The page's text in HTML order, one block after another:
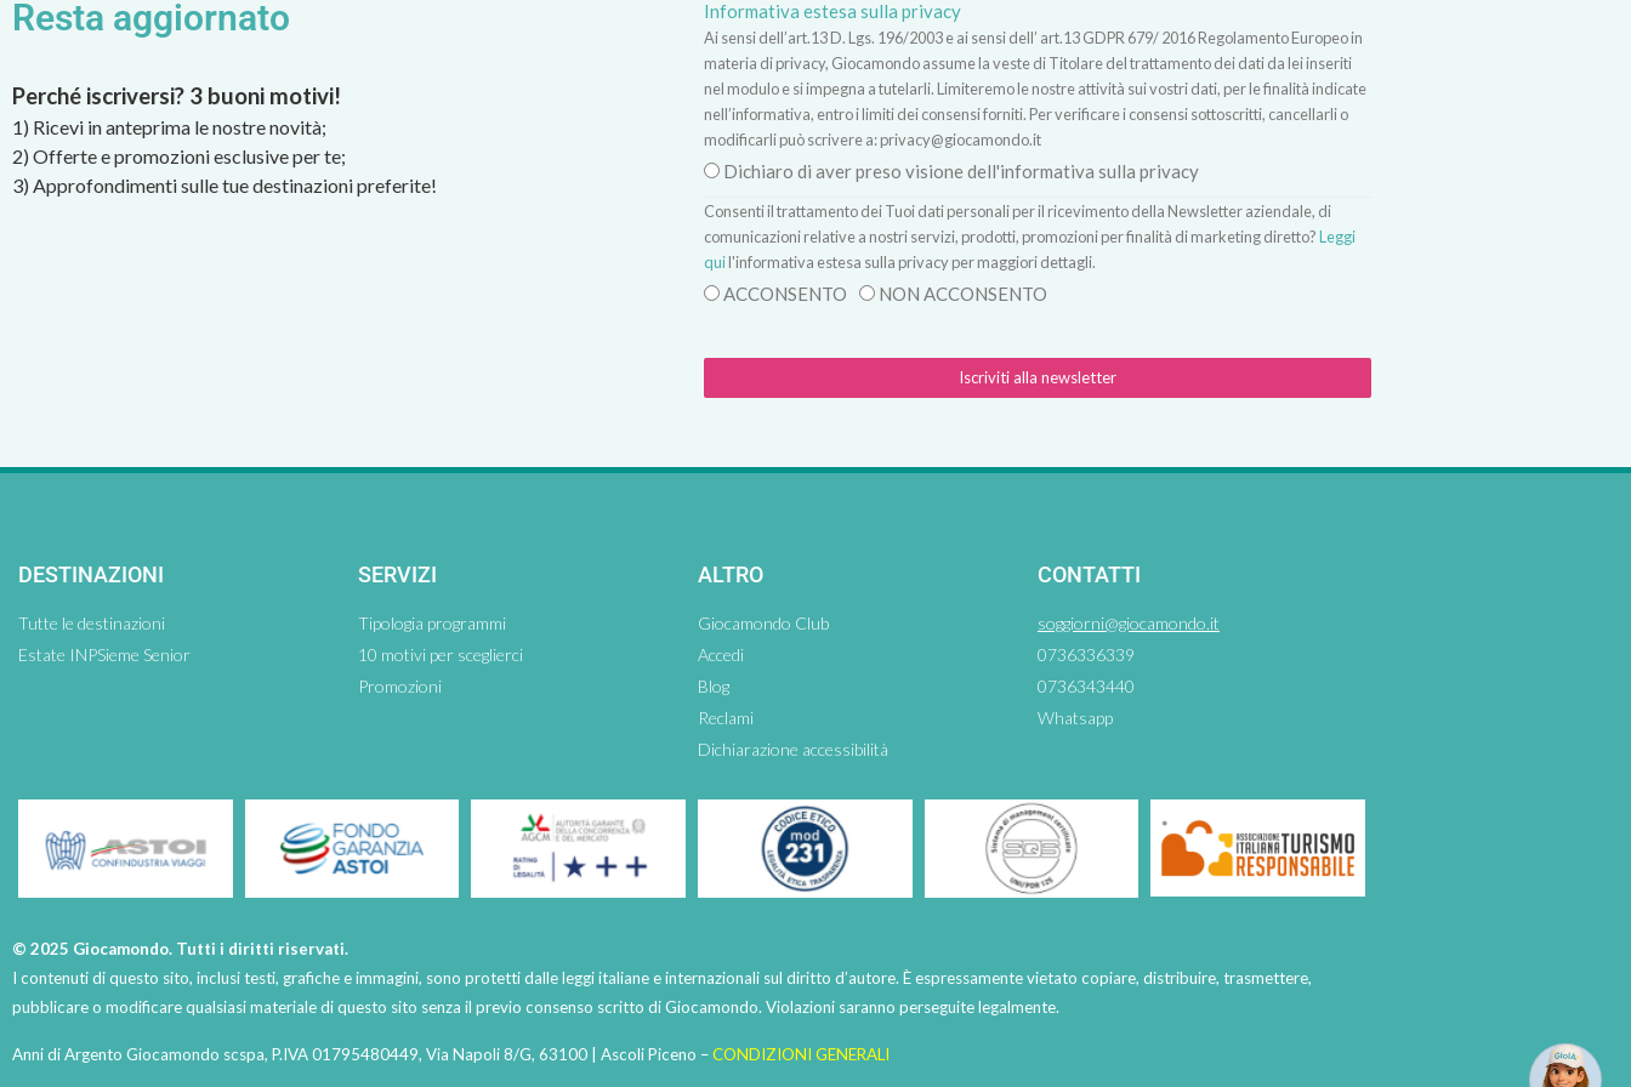
Resta aggiornato
Perché iscriversi? 3 buoni motivi!
1) Ricevi in anteprima le nostre novità;
2) Offerte e promozioni esclusive per te;
3) Approfondimenti sulle tue destinazioni preferite!
Informativa estesa sulla privacy
Ai sensi dell’art.13 D. Lgs. 196/2003 e ai sensi dell’ art.13 GDPR 679/ 2016 Regolamento Europeo in
materia di privacy, Giocamondo assume la veste di Titolare del trattamento dei dati da lei inseriti
nel modulo e si impegna a tutelarli. Limiteremo le nostre attività sui vostri dati, per le finalità indicate
nell’informativa, entro i limiti dei consensi forniti. Per verificare i consensi sottoscritti, cancellarli o
modificarli può scrivere a:privacy@giocamondo.it
Dichiaro di aver preso visione dell'informativa sulla privacy
Consenti il trattamento dei Tuoi dati personali per il ricevimento della Newsletter aziendale, di
comunicazioni relative a nostri servizi, prodotti, promozioni per finalità di marketing diretto?Leggi
quil'informativa estesa sulla privacy per maggiori dettagli.
ACCONSENTO NON ACCONSENTO
Iscriviti alla newsletter
DESTINAZIONI
Tutte le destinazioni
Estate INPSieme Senior
SERVIZI
Tipologia programmi
10 motivi per sceglierci
Promozioni
ALTRO
Giocamondo Club
Accedi
Blog
Reclami
Dichiarazione accessibilità
CONTATTI
soggiorni@giocamondo.it
0736336339
0736343440
Whatsapp
© 2025 Giocamondo. Tutti i diritti riservati.
I contenuti di questo sito, inclusi testi, grafiche e immagini, sono protetti dalle leggi italiane e internazionali sul diritto d’autore. È espressamente vietato copiare, distribuire, trasmettere,
pubblicare o modificare qualsiasi materiale di questo sito senza il previo consenso scritto di Giocamondo. Violazioni saranno perseguite legalmente.
Anni di Argento Giocamondo scspa, P.IVA 01795480449, Via Napoli 8/G, 63100 | Ascoli Piceno –CONDIZIONI GENERALI